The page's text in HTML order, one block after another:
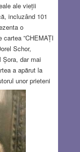
ale vieții
incluzând 101
o
”CHEMAȚI
Schor,
Șora, dar mai
a apărut la
unor prieteni
consilierul
din
un bun
precum și
Ciosu,